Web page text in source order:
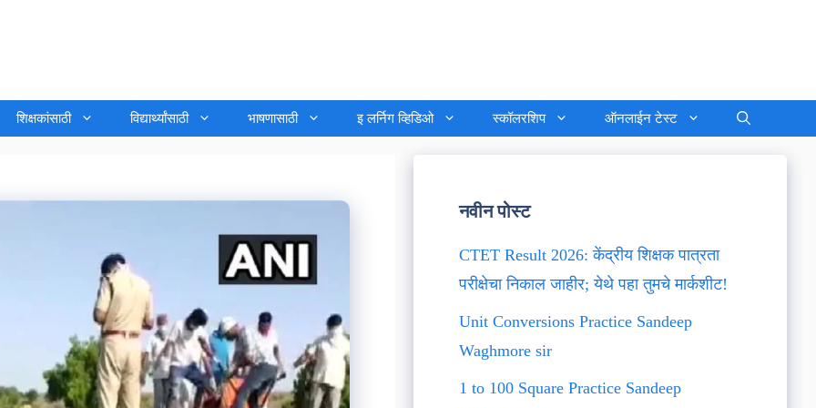
शिक्षकांसाठी विद्यार्थ्यांसाठी भाषणासाठी इ लर्निग व्हिडिओ स्कॉलरशिप ऑनलाईन टेस्ट
नवीन पोस्ट
CTET Result 2026: केंद्रीय शिक्षक पात्रता
परीक्षेचा निकाल जाहीर; येथे पहा तुमचे मार्कशीट!
Unit Conversions Practice Sandeep
Waghmore sir
1 to 100 Square Practice Sandeep